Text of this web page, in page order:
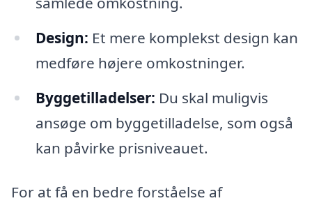
Design: Et mere komplekst design kan
medføre højere omkostninger.
Byggetilladelser: Du skal muligvis
ansøge om byggetilladelse, som også
kan påvirke prisniveauet.
For at få en bedre forståelse af